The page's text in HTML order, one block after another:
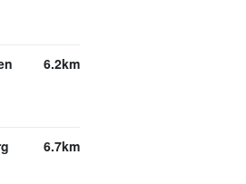
6.2km
6.7km